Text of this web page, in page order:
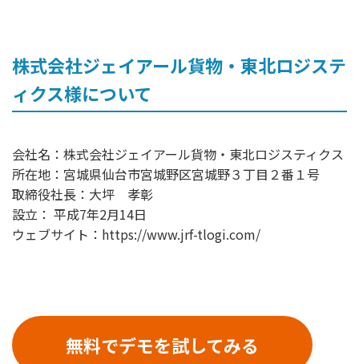
株式会社ジェイアール貨物・東北ロジステ
ィクス様について
会社名：株式会社ジェイアール貨物・東北ロジスティクス
所在地：宮城県仙台市宮城野区宮城野３丁目２番１号
取締役社長：大坪 孝彰
設立： 平成7年2月14日
ウェブサイト：https://www.jrf-tlogi.com/
無料でデモを試してみる